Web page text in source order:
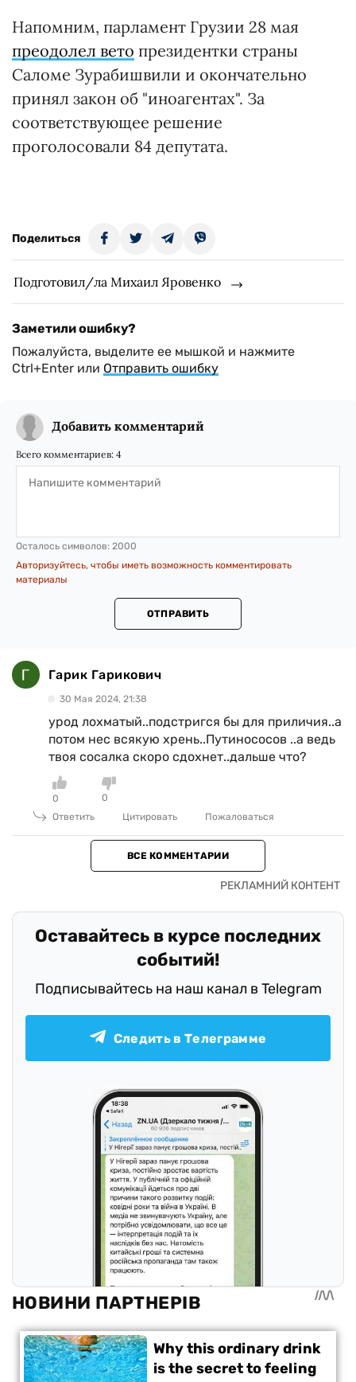
Напомним, парламент Грузии 28 мая
преодолел вето президентки страны
Саломе Зурабишвили и окончательно
принял закон об "иноагентах". За
соответствующее решение
проголосовали 84 депутата.
Поделиться
Подготовил/ла Михаил Яровенко
Заметили ошибку?
Пожалуйста, выделите ее мышкой и нажмите
Ctrl+Enter или Отправить ошибку
Добавить комментарий
Всего комментариев: 4
Осталось символов: 2000
Авторизуйтесь, чтобы иметь возможность комментировать
материалы
ОТПРАВИТЬ
Гарик Гарикович
30 Мая 2024, 21:38
урод лохматый..подстригся бы для приличия..а
потом нес всякую хрень..Путинососов ..а ведь
твоя сосалка скоро сдохнет..дальше что?
0
0
Ответить
Цитировать Пожаловаться
ВСЕ КОММЕНТАРИИ
Оставайтесь в курсе последних
событий!
Подписывайтесь на наш канал в Telegram
Следить в Телеграмме